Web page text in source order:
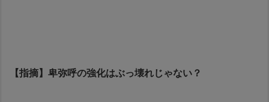
【指摘】卑弥呼の強化はぶっ壊れじゃない？